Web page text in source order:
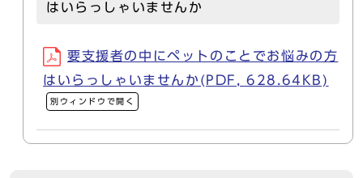
はいらっしゃいませんか
要支援者の中にペットのことでお悩みの方
はいらっしゃいませんか(PDF, 628.64KB)
別ウィンドウで開く